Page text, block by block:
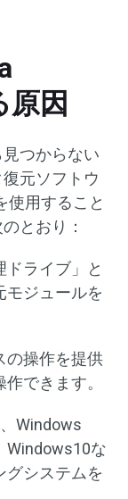
原因
つからない
元ソフトウ
使用すること
とおり：
ライブ」と
モジュールを
の操作を提供
できます。
Windows
Windows10な
グシステムを